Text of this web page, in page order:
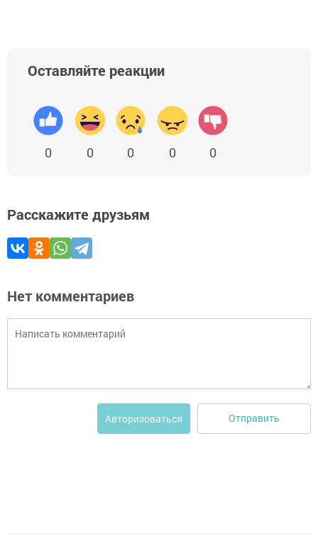
Оставляйте реакции
0 0 0 0 0
Расскажите друзьям
Нет комментариев
Авторизоваться Отправить